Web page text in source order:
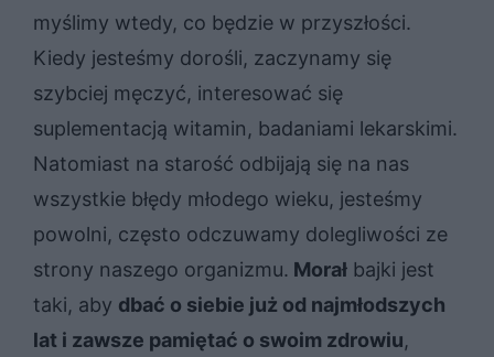
myślimy wtedy, co będzie w przyszłości.
Kiedy jesteśmy dorośli, zaczynamy się
szybciej męczyć, interesować się
suplementacją witamin, badaniami lekarskimi.
Natomiast na starość odbijają się na nas
wszystkie błędy młodego wieku, jesteśmy
powolni, często odczuwamy dolegliwości ze
strony naszego organizmu. Morał bajki jest
taki, aby dbać o siebie już od najmłodszych
lat i zawsze pamiętać o swoim zdrowiu,